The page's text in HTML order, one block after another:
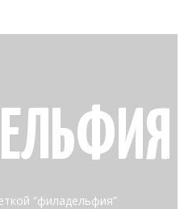
“филадельфия”